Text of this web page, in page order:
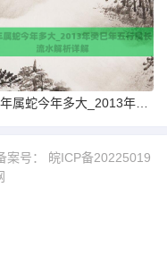
案号： 皖ICP备20225019